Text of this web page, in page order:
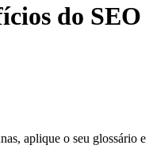
do SEO
aplique o seu glossário e